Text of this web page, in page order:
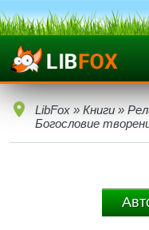
LibFox » Книги »
Богословие